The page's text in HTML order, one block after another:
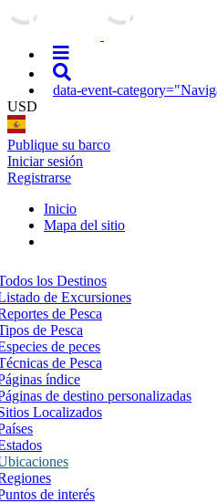
data-event-
USD
Publique su barco
Iniciar sesión
Registrarse
Inicio
Mapa del sitio
los Destinos
de Excursiones
de Pesca
de Pesca
de peces
de Pesca
índice
de destino personalizadas
Localizados
de interés